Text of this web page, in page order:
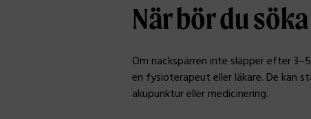
När bör du
Om nackspärren inte släpper efter
en fysioterapeut eller läkare. De kan
akupunktur eller medicinering.